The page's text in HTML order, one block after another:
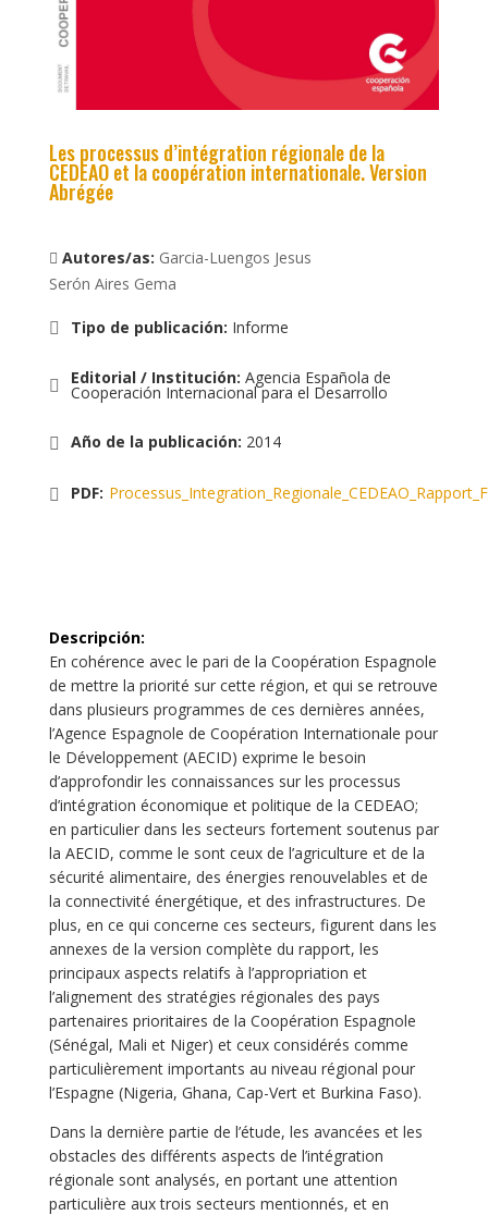
Les processus d’intégration régionale de la
CEDEAO et la coopération internationale. Version
Abrégée
Autores/as: Garcia-Luengos Jesus
Serón Aires Gema
Tipo de publicación: Informe
Editorial / Institución: Agencia Española de
Cooperación Internacional para el Desarrollo
Año de la publicación: 2014
PDF:
Descripción:
En cohérence avec le pari de la Coopération Espagnole
de mettre la priorité sur cette région, et qui se retrouve
dans plusieurs programmes de ces dernières années,
l’Agence Espagnole de Coopération Internationale pour
le Développement (AECID) exprime le besoin
d’approfondir les connaissances sur les processus
d’intégration économique et politique de la CEDEAO;
en particulier dans les secteurs fortement soutenus par
la AECID, comme le sont ceux de l’agriculture et de la
sécurité alimentaire, des énergies renouvelables et de
la connectivité énergétique, et des infrastructures. De
plus, en ce qui concerne ces secteurs, figurent dans les
annexes de la version complète du rapport, les
principaux aspects relatifs à l’appropriation et
l’alignement des stratégies régionales des pays
partenaires prioritaires de la Coopération Espagnole
(Sénégal, Mali et Niger) et ceux considérés comme
particulièrement importants au niveau régional pour
l’Espagne (Nigeria, Ghana, Cap-Vert et Burkina Faso).
Dans la dernière partie de l’étude, les avancées et les
obstacles des différents aspects de l’intégration
régionale sont analysés, en portant une attention
particulière aux trois secteurs mentionnés, et en